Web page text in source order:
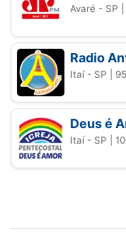
Avaré - SP
Radio
Itaí - SP |
Deus é
Itaí - SP |